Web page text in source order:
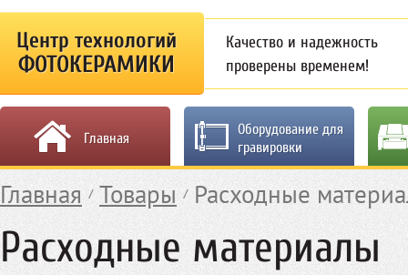
Центр технологий
ФОТОКЕРАМИКИ
Качество и надежность
проверены временем!
Главная
Оборудование для
гравировки
Главная Товары Расходные
Расходные материалы